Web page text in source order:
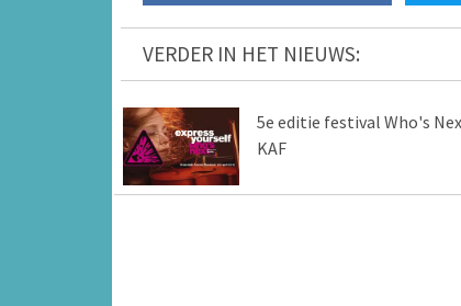
VERDER IN HET NIEUWS:
5e editie festival Who's
KAF